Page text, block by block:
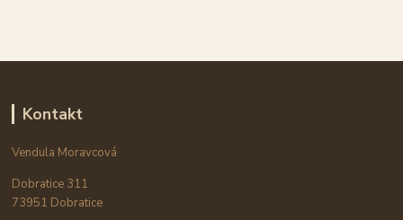
Kontakt
Vendula Moravcová
Dobratice 311
73951 Dobratice